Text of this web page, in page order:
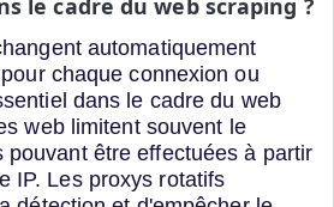
automatiquement
chaque connexion ou
dans le cadre du web
web limitent souvent le
pouvant être effectuées à partir
IP. Les proxys rotatifs